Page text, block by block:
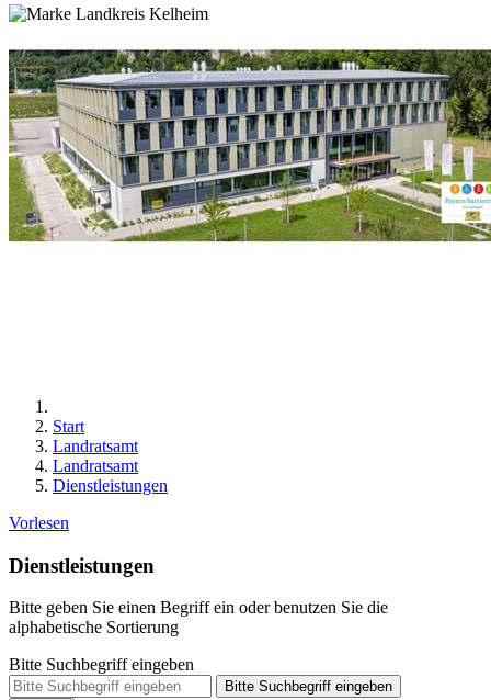
Start
Landratsamt
Landratsamt
Dienstleistungen
Vorlesen
Dienstleistungen
Bitte geben Sie einen Begriff ein oder benutzen Sie die
alphabetische Sortierung
Bitte Suchbegriff eingeben
Bitte Suchbegriff eingeben